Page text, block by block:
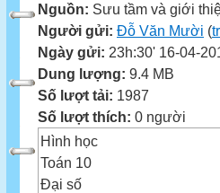
Nguồn: Sưu tầm và giới
Người gửi: Đỗ Văn Mười (
Ngày gửi: 23h:30' 16-04-
Dung lượng: 9.4 MB
Số lượt tải: 1987
Số lượt thích: 0 người
Hình học
Toán 10
Đại số